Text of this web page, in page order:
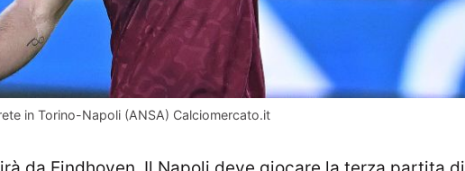
in Torino-Napoli (ANSA) Calciomercato.it